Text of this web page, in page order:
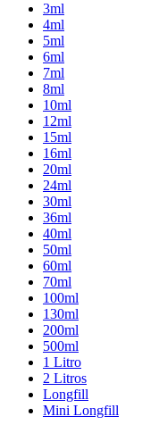
3ml
4ml
5ml
6ml
7ml
8ml
10ml
12ml
15ml
16ml
20ml
24ml
30ml
36ml
40ml
50ml
60ml
70ml
100ml
130ml
200ml
500ml
1 Litro
2 Litros
Longfill
Mini Longfill